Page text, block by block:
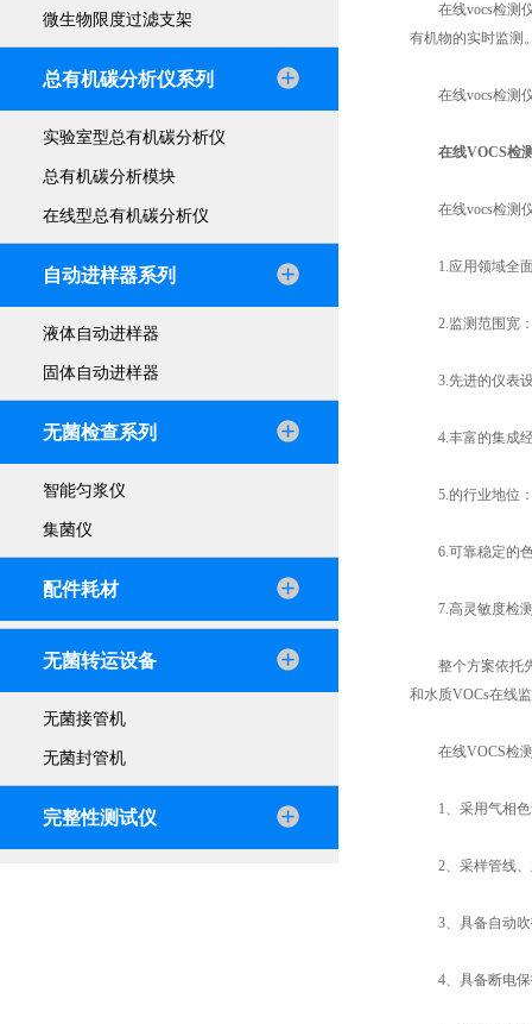
微生物限度过滤支架
总有机碳分析仪系列
实验室型总有机碳分析仪
总有机碳分析模块
在线型总有机碳分析仪
自动进样器系列
液体自动进样器
固体自动进样器
无菌检查系列
智能匀浆仪
集菌仪
配件耗材
无菌转运设备
无菌接管机
无菌封管机
完整性测试仪
在线vocs检测仪
有机物的实时监测
在线vocs检测仪
在线VOCS检
在线vocs检测仪
1.应用领域全面
2.监测范围宽：
3.先进的仪表设
4.丰富的集成经
5.的行业地位：
6.可靠稳定的色
7.高灵敏度检测
整个方案依托先
和水质VOCs在线
在线VOCS检测
1、采用气相色
2、采样管线、
3、具备自动吹
4、具备断电保